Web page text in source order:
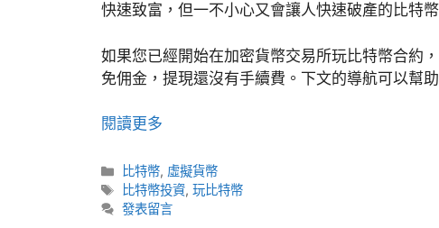
快速致富，但一不小心又會讓人快速破產的比特
如果您已經開始在加密貨幣交易所玩比特幣合約
免佣金，提現還沒有手續費。下文的導航可以幫
閱讀更多
分
類
比特幣, 虛擬貨幣
標
籤
比特幣投資,玩比特幣
發表留言